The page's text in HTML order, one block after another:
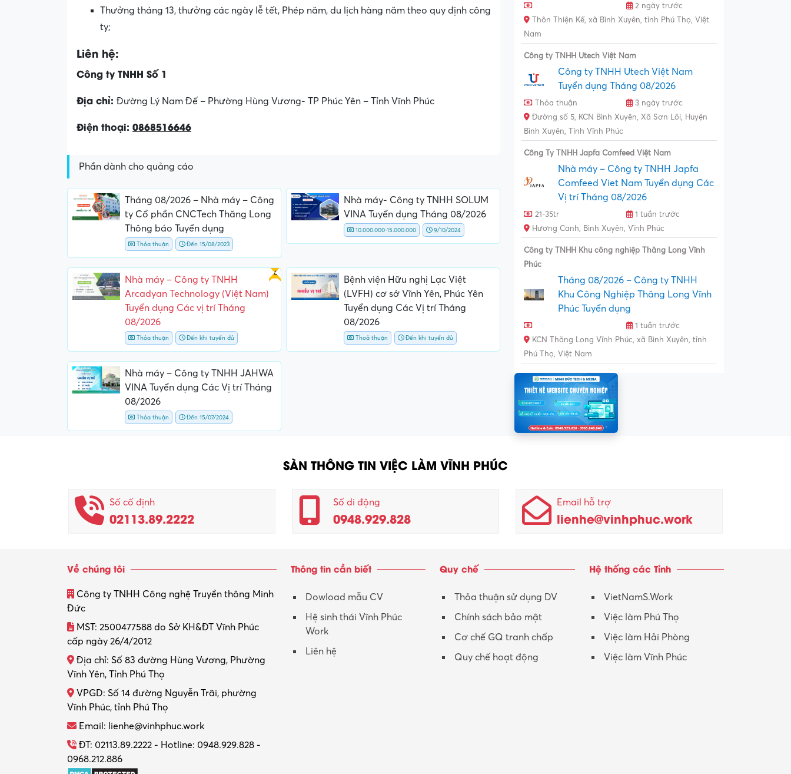
Thưởng tháng 13, thưởng các ngày lễ tết, Phép năm, du lịch hàng năm theo quy định công
ty;
Liên hệ:
Công ty TNHH Số 1
Địa chỉ: Đường Lý Nam Đế – Phường Hùng Vương- TP Phúc Yên – Tỉnh Vĩnh Phúc
Điện thoại: 0868516646
Phần dành cho quảng cáo
Tháng 08/2026 – Nhà máy – Công
ty Cổ phần CNCTech Thăng Long
Thông báo Tuyển dụng
Thỏa thuận Đến 15/08/2023
Nhà máy- Công ty TNHH SOLUM
VINA Tuyển dụng Tháng 08/2026
10.000.000-15.000.000 9/10/2024
Gấp
Nhà máy – Công ty TNHH
Arcadyan Technology (Việt Nam)
Tuyển dụng Các vị trí Tháng
08/2026
Thỏa thuận Đến khi tuyển đủ
Bệnh viện Hữu nghị Lạc Việt
(LVFH) cơ sở Vĩnh Yên, Phúc Yên
Tuyển dụng Các Vị trí Tháng
08/2026
Thoả thuận Đến khi tuyển đủ
Nhà máy – Công ty TNHH JAHWA
VINA Tuyển dụng Các Vị trí Tháng
08/2026
Thỏa thuận Đến 15/07/2024
2 ngày trước
Thôn Thiện Kế, xã Bình Xuyên, tỉnh Phú Thọ, Việt
Nam
Công ty TNHH Utech Việt Nam
Công ty TNHH Utech Việt Nam
Tuyển dụng Tháng 08/2026
Thỏa thuận
3 ngày trước
Đường số 5, KCN Bình Xuyên, Xã Sơn Lôi, Huyện
Bình Xuyên, Tỉnh Vĩnh Phúc
Công Ty TNHH Japfa Comfeed Việt Nam
Nhà máy – Công ty TNHH Japfa
Comfeed Viet Nam Tuyển dụng Các
Vị trí Tháng 08/2026
21-35tr
1 tuần trước
Hương Canh, Bình Xuyên, Vĩnh Phúc
Công ty TNHH Khu công nghiệp Thăng Long Vĩnh
Phúc
Tháng 08/2026 – Công ty TNHH
Khu Công Nghiệp Thăng Long Vĩnh
Phúc Tuyển dụng
1 tuần trước
KCN Thăng Long Vĩnh Phúc, xã Bình Xuyên, tỉnh
Phú Thọ, Việt Nam
SÀN THÔNG TIN VIỆC LÀM VĨNH PHÚC
Số cố định
02113.89.2222
Số di động
0948.929.828
Email hỗ trợ
lienhe@vinhphuc.work
Về chúng tôi
Công ty TNHH Công nghệ Truyền thông Minh
Đức
MST: 2500477588 do Sở KH&ĐT Vĩnh Phúc
cấp ngày 26/4/2012
Địa chỉ: Số 83 đường Hùng Vương, Phường
Vĩnh Yên, Tỉnh Phú Thọ
VPGD: Số 14 đường Nguyễn Trãi, phường
Vĩnh Phúc, tỉnh Phú Thọ
Email: lienhe@vinhphuc.work
ĐT: 02113.89.2222 - Hotline: 0948.929.828 -
0968.212.886
Thông tin cần biết
Dowload mẫu CV
Hệ sinh thái Vĩnh Phúc
Work
Liên hệ
Quy chế
Thỏa thuận sử dụng DV
Chính sách bảo mật
Cơ chế GQ tranh chấp
Quy chế hoạt động
Hệ thống các Tỉnh
VietNamS.Work
Việc làm Phú Thọ
Việc làm Hải Phòng
Việc làm Vĩnh Phúc